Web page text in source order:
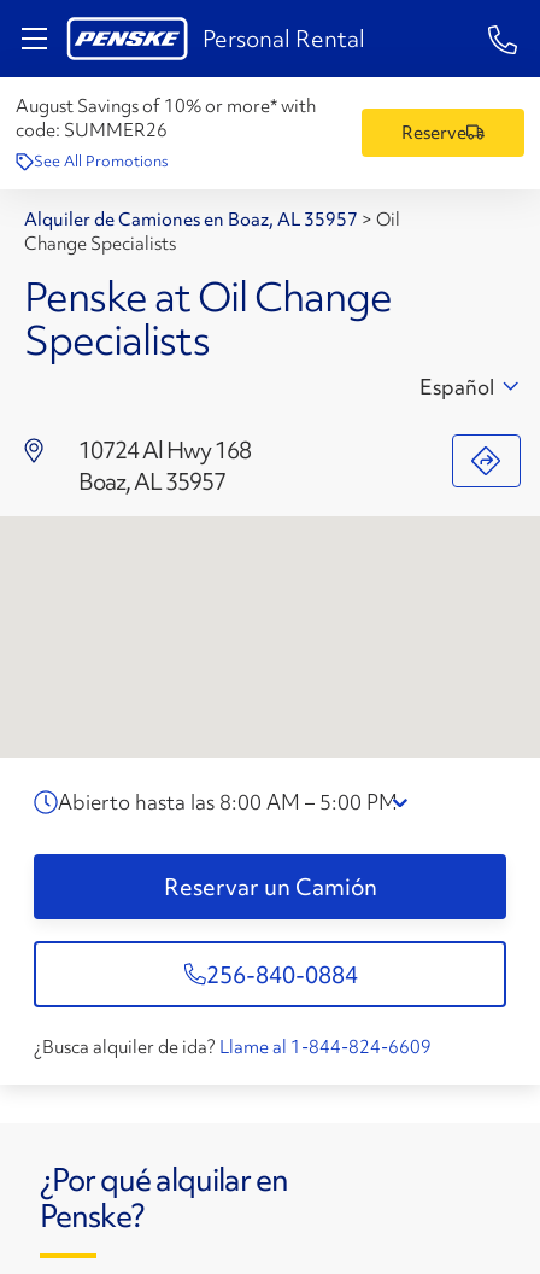
Personal Rental 1-
August Savings of 10% or more* with
code: SUMMER26
See All Promotions
Reserve
Alquiler de Camiones en Boaz, AL 35957 > Oil
Change Specialists
Penske at Oil Change
Specialists
10724 Al Hwy 168
Boaz, AL 35957
Español
Abierto hasta las 8:00 AM – 5:00 PM
Reservar un Camión
256-840-0884
¿Busca alquiler de ida? Llame al 1-844-824-6609
¿Por qué alquilar en
Penske?